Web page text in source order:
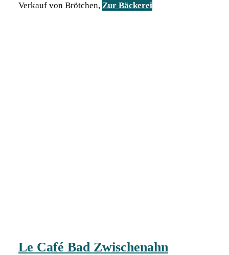
Verkauf von Brötchen, Zur Bäckerei
Le Café Bad Zwischenahn